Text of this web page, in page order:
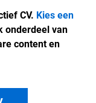
CV. Kies een
onderdeel van
content en